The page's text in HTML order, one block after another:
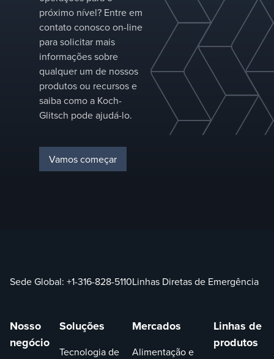
baixa
bolha
e o
são
próximo nível? Entre em
contato conosco on-line
para solicitar mais
informações sobre
qualquer um de nossos
produtos ou recursos e
saiba como a Koch-
Glitsch pode ajudá-lo.
Vamos começar
Sede Global: +1-316-828-5110Linhas Diretas de Emergência
Nosso
negócio
Soluções
Tecnologia de
Mercados
Alimentação e
Linhas de
produtos